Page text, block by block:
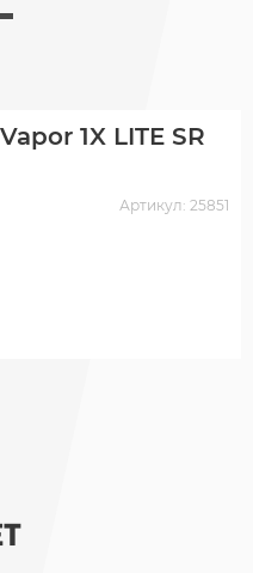
1X LITE SR
Артикул: 25851